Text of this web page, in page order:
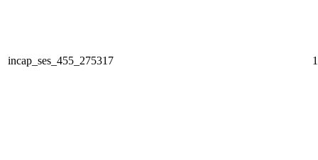
incap_ses_455_275317